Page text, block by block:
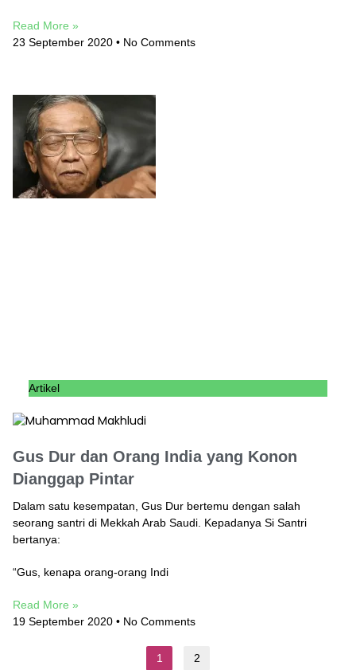
Read More »
23 September 2020
No Comments
Artikel
Gus Dur dan Orang India yang Konon
Dianggap Pintar
Dalam satu kesempatan, Gus Dur bertemu dengan salah
seorang santri di Mekkah Arab Saudi. Kepadanya Si Santri
bertanya:
“Gus, kenapa orang-orang Indi
Read More »
19 September 2020
No Comments
1 2